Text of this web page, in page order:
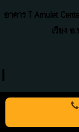
อาคาร T Amulet
เวียง